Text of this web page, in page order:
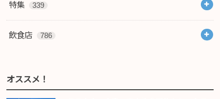
特集 339
飲食店 786
オススメ！